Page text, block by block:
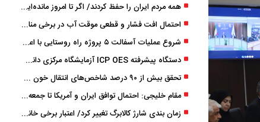
همه مردم ایران را حفظ کردند/ اگر تا امروز مانده‌ایم، به ‌خاطر مردم نجیب ایران بوده است
احتمال افت فشار و قطعی موقت آب در برخی مناطق گیلان
شروع عملیات آسفالت ۵ پروژه راه ‌روستایی با اعتبار ۳۷۰ میلیاردی در گیلان
دستگاه پیشرفته ICP OES آزمایشگاه مرکزی دانشگاه گیلان دوباره راه‌اندازی شد
تحقق بیش از ۹۰ درصد شاخص‌های انتقال خون گیلان/ نیاز فوری به نوسازی تجهیزات آزمایشگاهی
مقام خلیجی: احتمال توافق ایران و آمریکا تا جمعه 50 درصد است
زمان ‌بندی شارژ کالابرگ تغییر کرد/ اعتبار برخی خانوارها ماه بعد واریز می‌شود